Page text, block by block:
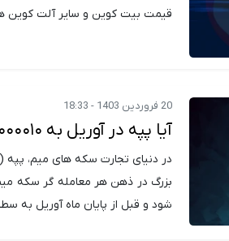
قیمت بیت کوین و سایر آلت کوین
20 فروردین 1403 - 18:33
آیا پپه در آوریل به ۰.۰۰۰۰۱۰ دلار می‌رسد؟
شود و قبل از پایان ماه آوریل به سطح ۰.۰۰۰۰۱۰ دلار